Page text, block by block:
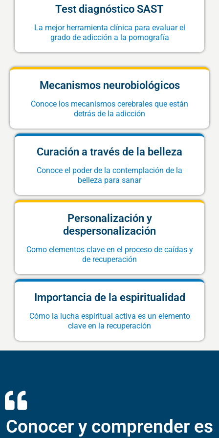
Test diagnóstico SAST
La mejor herramienta clínica para evaluar el
grado de adicción a la pornografía
Mecanismos neurobiológicos
Conoce los mecanismos cerebrales que están
detrás de la adicción
Curación a través de la belleza
Conoce el poder de la contemplación de la
belleza para sanar
Personalización y
despersonalización
Como elementos clave en el proceso de caídas y
de recuperación
Importancia de la espiritualidad
Cómo la lucha espiritual activa es un elemento
clave en la recuperación
Conocer y comprender es